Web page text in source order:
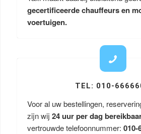
gecertificeerde chauffeurs en
voertuigen.
TEL: 010-
Voor al uw bestellingen,
zijn wij 24 uur per dag
vertrouwde telefoonnummer: 010-